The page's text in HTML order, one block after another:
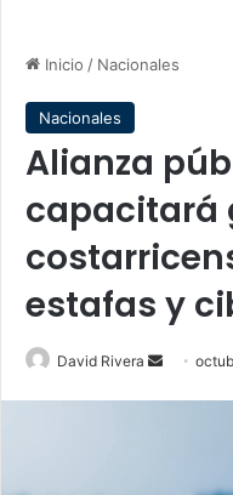
Inicio / Nacionales
Nacionales
Alianza
capacitará
estafas y
David Rivera
Send